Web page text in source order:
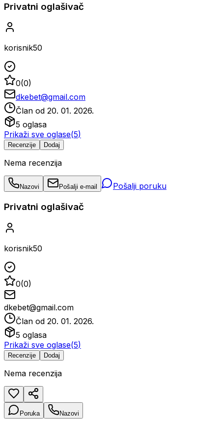
Privatni oglašivač
korisnik50
0(0)
dkebet@gmail.com
Član od 20. 01. 2026.
5 oglasa
Prikaži sve oglase(5)
Recenzije Dodaj
Nema recenzija
Nazovi Pošalji e-mail Pošalji poruku
Privatni oglašivač
korisnik50
0(0)
dkebet@gmail.com
Član od 20. 01. 2026.
5 oglasa
Prikaži sve oglase(5)
Recenzije Dodaj
Nema recenzija
Poruka Nazovi